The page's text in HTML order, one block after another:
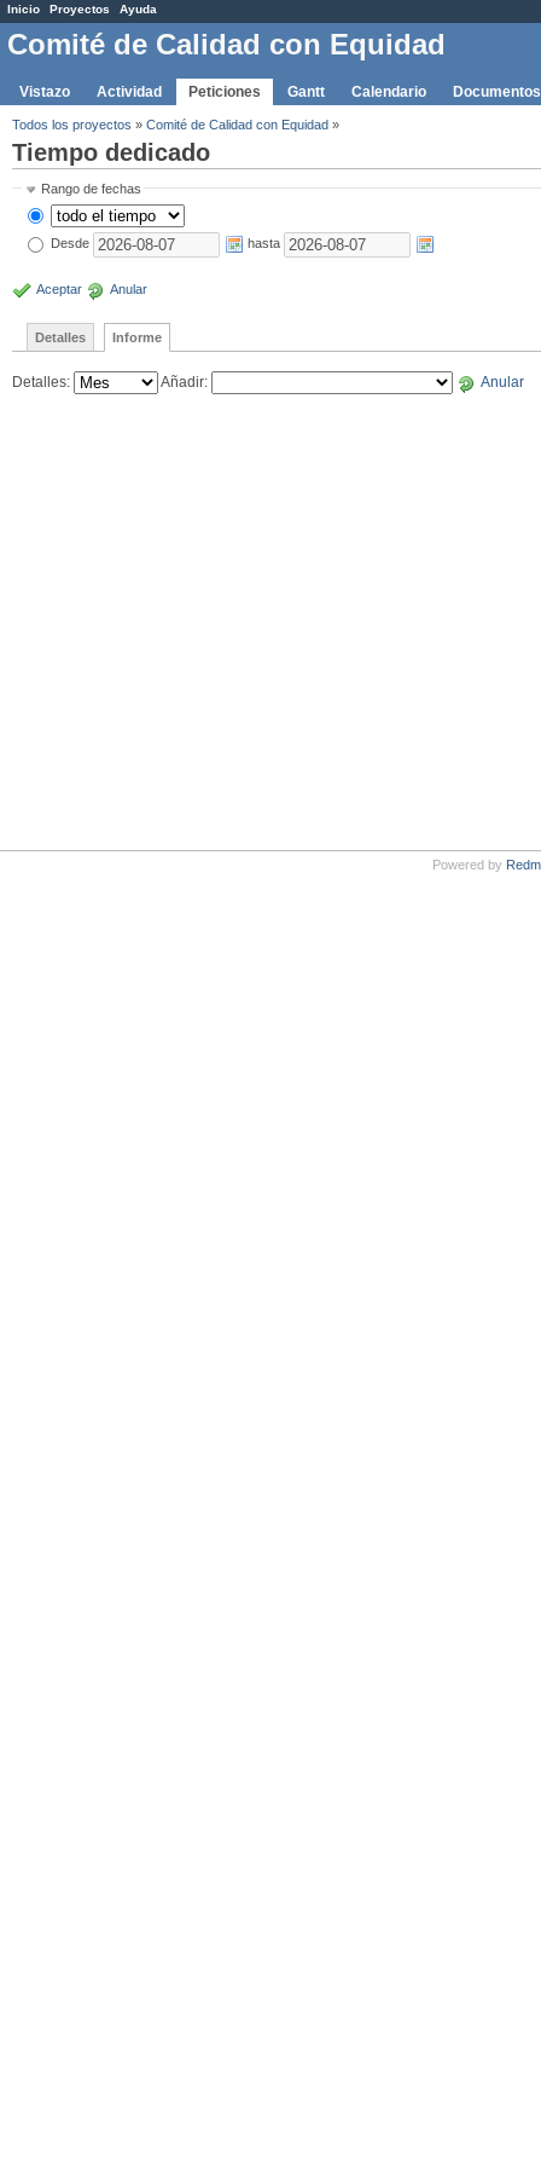
Inicio Proyectos Ayuda
Comité de Calidad con Equidad
Vistazo Actividad Peticiones Gantt Calendario Documentos
Todos los proyectos » Comité de Calidad con Equidad »
Tiempo dedicado
Rango de fechas
Desde hasta
Aceptar Anular
Detalles Informe
Detalles: Añadir: Anular
Powered by